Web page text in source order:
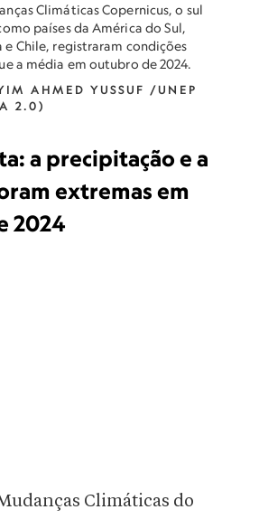
Climáticas Copernicus, o sul
países da América do Sul,
Chile, registraram condições
a média em outubro de 2024.
AHMED YUSSUF /UNEP
2.0)
a precipitação e a
extremas em
2024
Climáticas do